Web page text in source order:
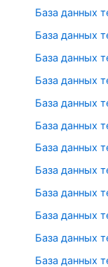
База данных
База данных
База данных
База данных
База данных
База данных
База данных
База данных
База данных
База данных
База данных
База данных